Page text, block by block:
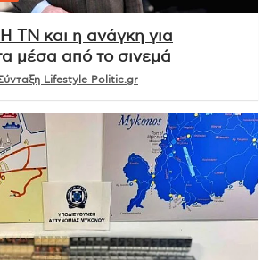
Η ΤΝ και η ανάγκη για
μέσα από το σινεμά
Lifestyle Politic.gr